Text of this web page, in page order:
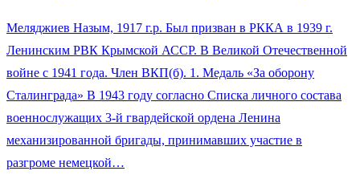
Меляджиев Назым, 1917 г.р. Был призван в РККА в 1939 г.
Ленинским РВК Крымской АССР. В Великой Отечественной
войне с 1941 года. Член ВКП(б). 1. Медаль «За оборону
Сталинграда» В 1943 году согласно Списка личного состава
военнослужащих 3-й гвардейской ордена Ленина
механизированной бригады, принимавших участие в
разгроме немецкой…